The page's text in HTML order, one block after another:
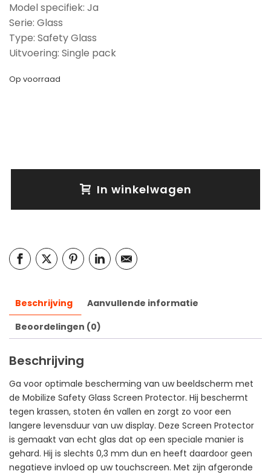
Model specifiek: Ja
Serie: Glass
Type: Safety Glass
Uitvoering: Single pack
Op voorraad
In winkelwagen
Beschrijving
Aanvullende informatie
Beoordelingen (0)
Beschrijving
Ga voor optimale bescherming van uw beeldscherm met
de Mobilize Safety Glass Screen Protector. Hij beschermt
tegen krassen, stoten én vallen en zorgt zo voor een
langere levensduur van uw display. Deze Screen Protector
is gemaakt van echt glas dat op een speciale manier is
gehard. Hij is slechts 0,3 mm dun en heeft daardoor geen
negatieve invloed op uw touchscreen. Met zijn afgeronde